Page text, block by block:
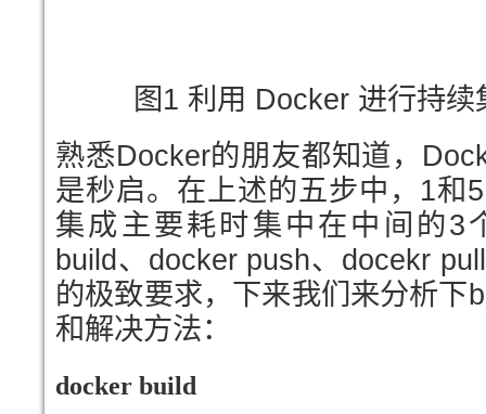
图1 利用 Docker 进行持
熟悉Docker的朋友都知道，
是秒启。在上述的五步中，1和
集成主要耗时集中在中间的3
build、docker push、docekr
的极致要求，下来我们来分析下
和解决方法：
docker build